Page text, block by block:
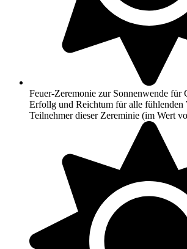
Feuer-Zeremonie zur Sonnenwende
Erfollg und Reichtum für alle fühlenden
Teilnehmer dieser Zereminie (im Wert